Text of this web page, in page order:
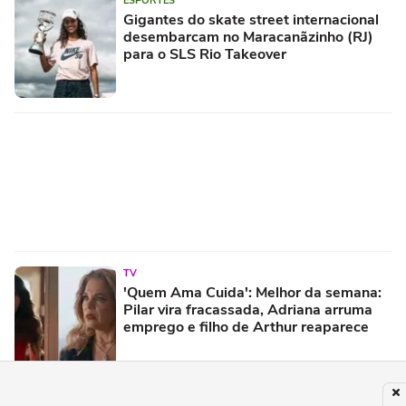
Gigantes do skate street internacional
desembarcam no Maracanãzinho (RJ)
para o SLS Rio Takeover
TV
'Quem Ama Cuida': Melhor da semana:
Pilar vira fracassada, Adriana arruma
emprego e filho de Arthur reaparece